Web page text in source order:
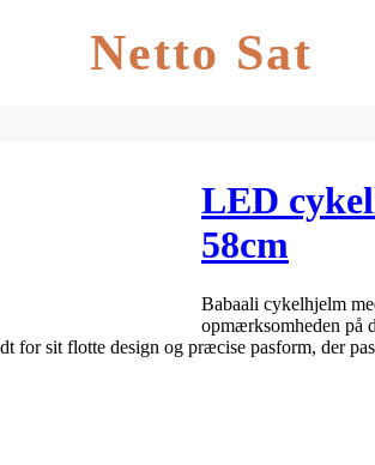
Netto Sat
LED
58cm
Babaali cykelhjelm
opmærksomheden på
sit flotte design og præcise pasform, der